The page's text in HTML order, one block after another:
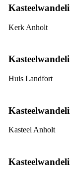
Kerk Anholt
Huis Landfort
Kasteel Anholt